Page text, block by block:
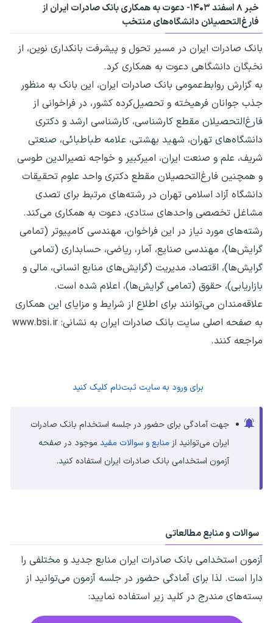
خبر ۸ اسفند ۱۴۰۳-
دعوت به همکاری بانک صادرات ایران از
فارغ‌التحصیلان دانشگاه‌های منتخب
​بانک صادرات ایران در مسیر تحول و پیشرفت بانکداری نوین، از
نخبگان دانشگاهی دعوت به همکاری کرد.
به گزارش روابط‌عمومی بانک صادرات ایران، این بانک به منظور
جذب جوانان فرهیخته و تحصیل‌کرده کشور، در فراخوانی از
فارغ‌التحصیلان مقطع کارشناسی، کارشناسی ارشد و دکتری
دانشگاه‌های تهران، شهید بهشتی، علامه طباطبائی، صنعتی
شریف، علم و صنعت ایران، امیرکبیر و خواجه نصیرالدین طوسی
و همچنین فارغ‌التحصیلان مقطع دکتری واحد علوم تحقیقات
دانشگاه آزاد اسلامی تهران در رشته‌های مرتبط برای تصدی
مشاغل تخصصی واحدهای ستادی، دعوت به همکاری می‌کند.
رشته‌های مورد نیاز در این فراخوان، مهندسی کامپیوتر (تمامی
گرایش‌ها)، مهندسی صنایع، آمار، ریاضی، حسابداری (تمامی
گرایش‌ها)، اقتصاد، مدیریت (گرایش‌های منابع انسانی، مالی و
بازاریابی)، حقوق (تمامی گرایش‌ها)، اعلام شده است.
علاقه‌مندان می‌توانند برای اطلاع از شرایط و مزایای این همکاری
به صفحه اصلی سایت بانک صادرات ایران به نشانی: www.bsi.ir
مراجعه کنند.
برای ورود به سایت ثبت‌نام کلیک کنید ​
جهت آمادگی برای حضور در جلسه استخدام ​بانک صادرات
ایران می‌توانید از منابع و سوالات مفید موجود در صفحه
آزمون استخدامی ​بانک صادرات ایران استفاده کنید.
سوالات و منابع مطالعاتی
آزمون استخدامی ​بانک صادرات ایران منابع جدید و مختلفی را
دارا است. لذا برای آمادگی حضور در جلسه آزمون می‌توانید از
بسته‌های مندرج در کلید زیر استفاده نمایید: